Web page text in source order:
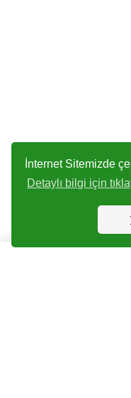
İnternet Sitemizde
Detaylı bilgi için